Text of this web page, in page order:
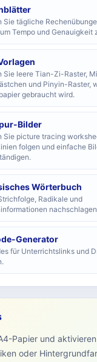
Sie tägliche
Tempo und Genauigkeit
Sie leere Tian-Zi-Raster,
und Pinyin-Raster,
gebraucht wird.
Bilder
Sie picture tracing
folgen und einfache
Wörterbuch
Radikale und
Generator
für Unterrichtslinks und
Papier und
oder